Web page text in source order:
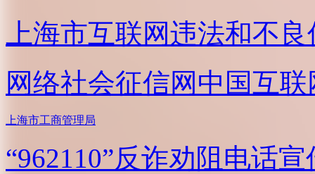
上海市互联网违法和不
网络社会征信网 中国互
上海市工商管理局
“962110”反诈劝阻电话宣